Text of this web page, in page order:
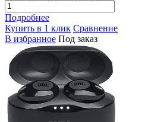
Подробнее
Купить в 1 клик Сравнение
В избранное Под заказ